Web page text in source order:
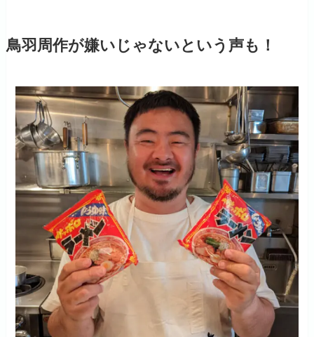
鳥羽周作が嫌いじゃないという声も！